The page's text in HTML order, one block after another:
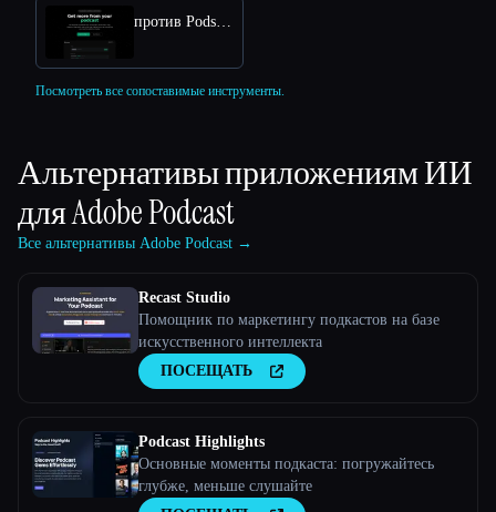
Посмотреть все сопоставимые инструменты.
Альтернативы приложениям ИИ
дляAdobe Podcast
Все альтернативы Adobe Podcast →
Recast Studio
Помощник по маркетингу подкастов на базе
искусственного интеллекта
ПОСЕЩАТЬ
Podcast Highlights
Основные моменты подкаста: погружайтесь
глубже, меньше слушайте